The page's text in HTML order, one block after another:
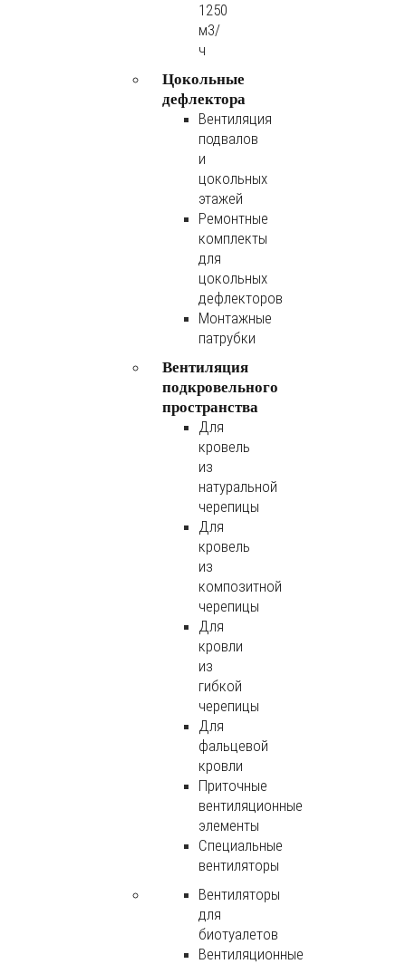
1250
м3/
ч
Цокольные
дефлектора
Вентиляция
подвалов
и
цокольных
этажей
Ремонтные
комплекты
для
цокольных
дефлекторов
Монтажные
патрубки
Вентиляция
подкровельного
пространства
Для
кровель
из
натуральной
черепицы
Для
кровель
из
композитной
черепицы
Для
кровли
из
гибкой
черепицы
Для
фальцевой
кровли
Приточные
вентиляционные
элементы
Специальные
вентиляторы
Вентиляторы
для
биотуалетов
Вентиляционные